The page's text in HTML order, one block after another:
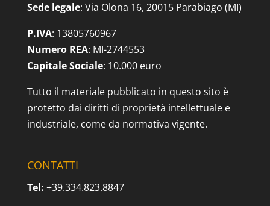
Sede legale: Via Olona 16, 20015 Parabiago (MI)
P.IVA: 13805760967
Numero REA: MI-2744553
Capitale Sociale: 10.000 euro
Tutto il materiale pubblicato in questo sito è
protetto dai diritti di proprietà intellettuale e
industriale, come da normativa vigente.
CONTATTI
Tel: +39.334.823.8847